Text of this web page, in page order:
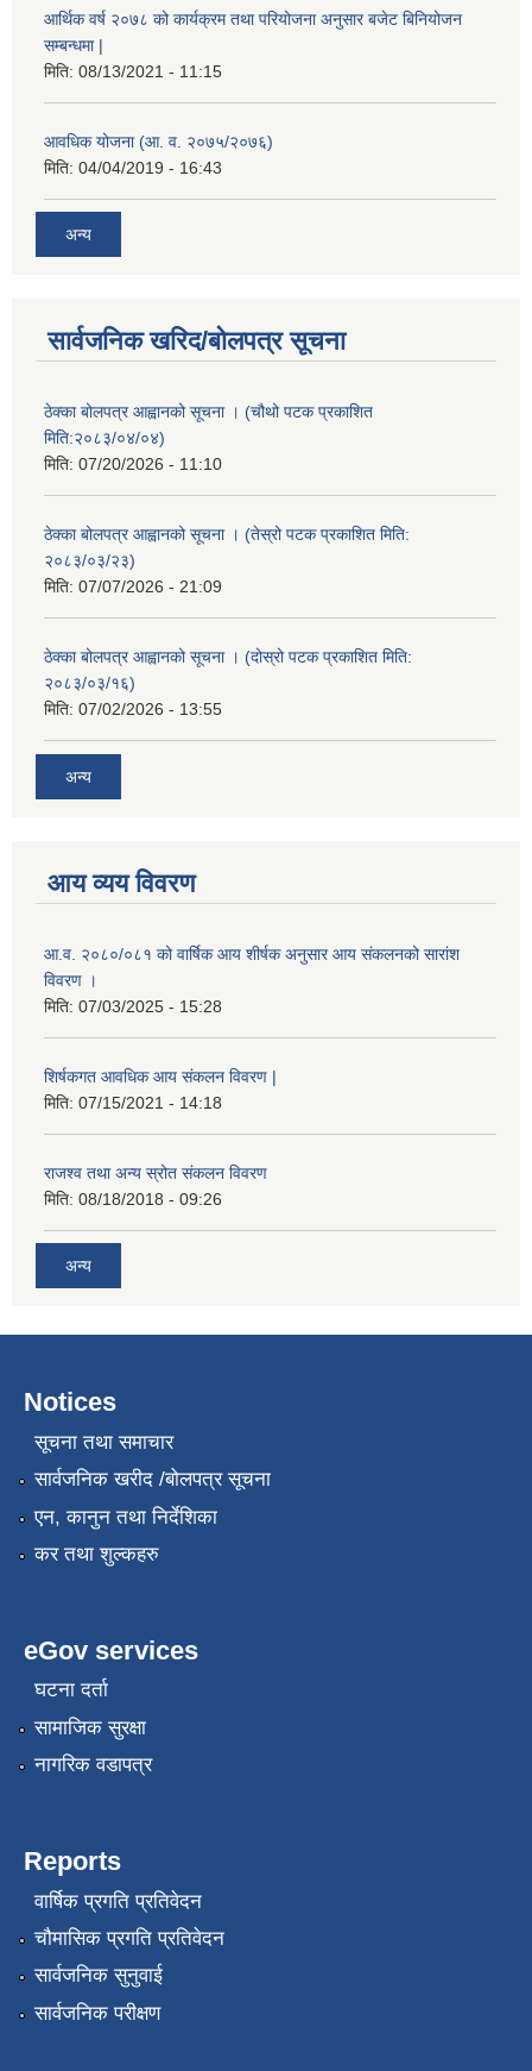
आर्थिक वर्ष २०७८ को कार्यक्रम तथा परियोजना अनुसार बजेट बिनियोजन
सम्बन्धमा |
मिति: 08/13/2021 - 11:15
आवधिक योजना (आ. व. २०७५/२०७६)
मिति: 04/04/2019 - 16:43
अन्य
सार्वजनिक खरिद/बोलपत्र सूचना
ठेक्का बोलपत्र आह्वानको सूचना । (चौथो पटक प्रकाशित
मिति:२०८३/०४/०४)
मिति: 07/20/2026 - 11:10
ठेक्का बोलपत्र आह्वानको सूचना । (तेस्रो पटक प्रकाशित मिति:
२०८३/०३/२३)
मिति: 07/07/2026 - 21:09
ठेक्का बोलपत्र आह्वानको सूचना । (दोस्रो पटक प्रकाशित मिति:
२०८३/०३/१६)
मिति: 07/02/2026 - 13:55
अन्य
आय व्यय विवरण
आ.व. २०८०/०८१ को वार्षिक आय शीर्षक अनुसार आय संकलनको सारांश
विवरण ।
मिति: 07/03/2025 - 15:28
शिर्षकगत आवधिक आय संकलन विवरण |
मिति: 07/15/2021 - 14:18
राजश्व तथा अन्य स्रोत संकलन विवरण
मिति: 08/18/2018 - 09:26
अन्य
Notices
सूचना तथा समाचार
सार्वजनिक खरीद /बोलपत्र सूचना
एन, कानुन तथा निर्देशिका
कर तथा शुल्कहरु
eGov services
घटना दर्ता
सामाजिक सुरक्षा
नागरिक वडापत्र
Reports
वार्षिक प्रगति प्रतिवेदन
चौमासिक प्रगति प्रतिवेदन
सार्वजनिक सुनुवाई
सार्वजनिक परीक्षण